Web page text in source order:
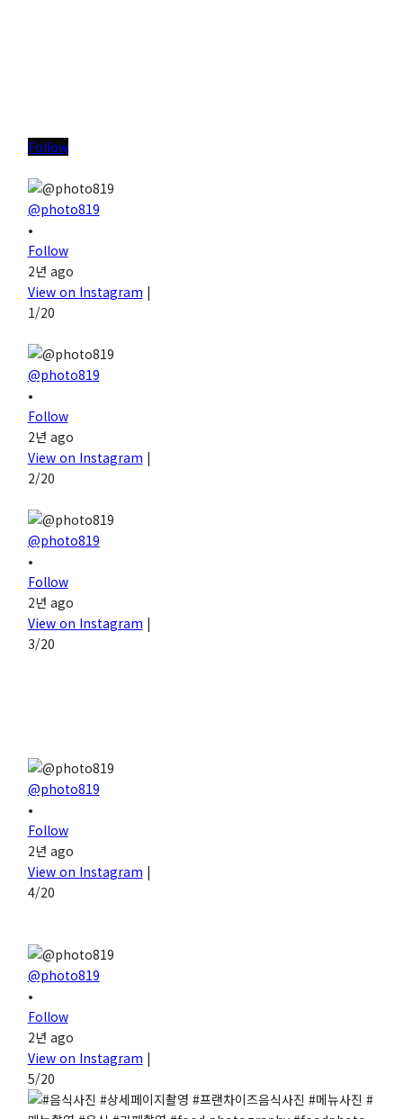
Follow
@photo819
•
Follow
2년 ago
View on Instagram |
1/20
@photo819
•
Follow
2년 ago
View on Instagram |
2/20
@photo819
•
Follow
2년 ago
View on Instagram |
3/20
@photo819
•
Follow
2년 ago
View on Instagram |
4/20
@photo819
•
Follow
2년 ago
View on Instagram |
5/20